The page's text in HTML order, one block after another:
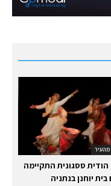
הודית ססגונית התקיימה
יוחנן בנתניה